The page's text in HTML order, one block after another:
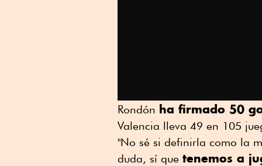
Rondón ha firmado 50
Valencia lleva 49 en 105
"No sé si definirla como la
duda, sí que tenemos a